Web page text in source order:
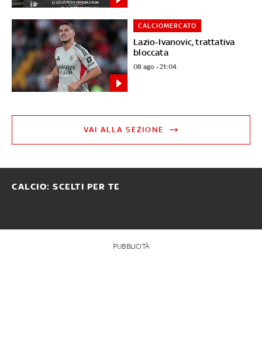
Lazio-Ivanovic, trattativa
bloccata
CALCIOMERCATO
08 ago - 21:04
VAI ALLA SEZIONE
CALCIO: SCELTI PER TE
PUBBLICITÀ